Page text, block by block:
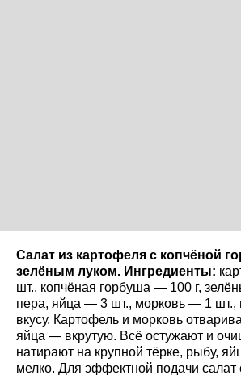
Салат из картофеля с копчёной
зелёным луком. Ингредиенты:
шт., копчёная горбуша — 100 г,
пера, яйца — 3 шт., морковь — 1
вкусу. Картофель и морковь
яйца — вкрутую. Всё остужают и
натирают на крупной тёрке, рыбу,
мелко. Для эффектной подачи салат